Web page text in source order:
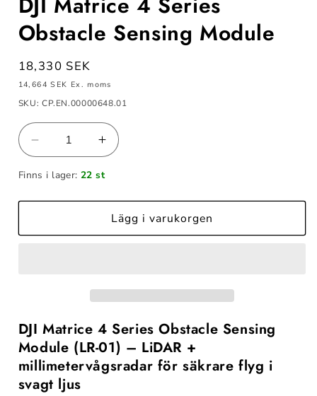
Obstacle Sensing Module
Ordinarie
pris
18,330 SEK
14,664 SEK Ex. moms
SKU: CP.EN.00000648.01
Minska
kvantitet
för
Series
Öka
kvantitet
för
Series
Module
Finns i lager:22 st
Lägg i varukorgen
DJI Matrice 4 Series Obstacle Sensing
Module (LR-01) – LiDAR +
millimetervågsradar för säkrare flyg i
svagt ljus